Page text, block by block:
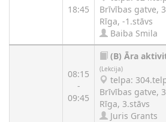
18:45
Brīvības gatve,
Rīga, -1.stāvs
Baiba Smila
08:15
-
09:45
(B) Āra
(Lekcija)
telpa:
Brīvības gatve,
Rīga, 3.stāvs
Juris Grants